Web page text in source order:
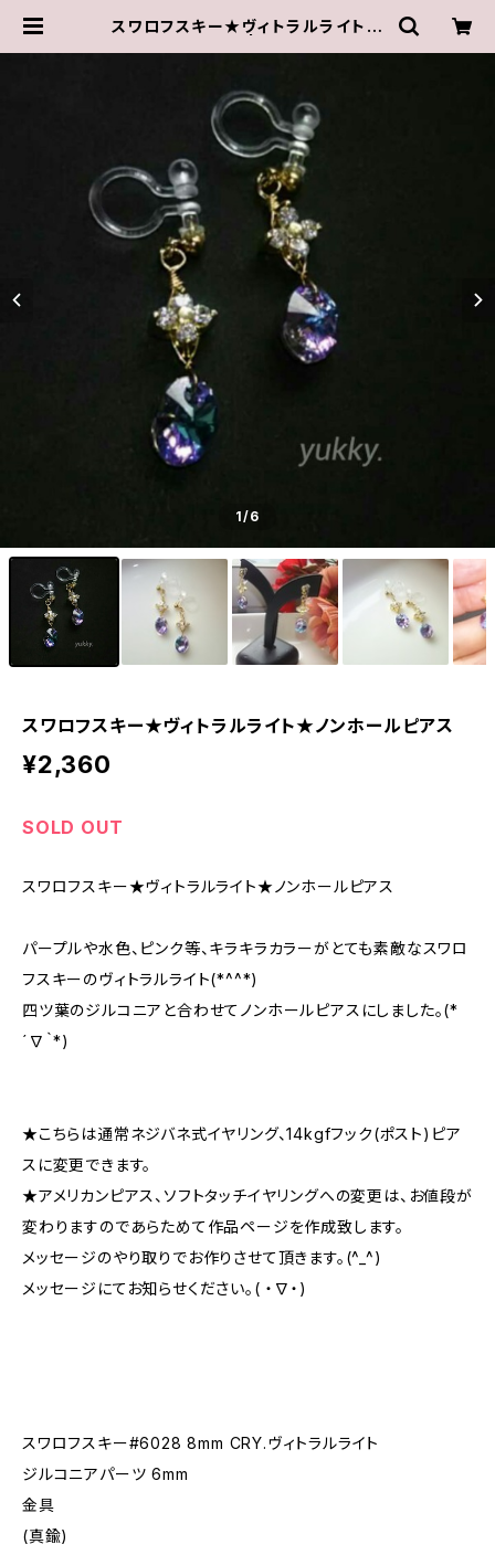
スワロフスキー★ヴィトラルライト★
1/6
スワロフスキー★ヴィトラルライト★ノンホールピアス
¥2,360
SOLD OUT
スワロフスキー★ヴィトラルライト★ノンホールピアス
パープルや水色、ピンク等、キラキラカラーがとても素敵なスワロ
フスキーのヴィトラルライト(*^^*)
四ツ葉のジルコニアと合わせてノンホールピアスにしました。(*
´∇｀*)
★こちらは通常ネジバネ式イヤリング、14kgfフック(ポスト)ピア
スに変更できます。
★アメリカンピアス、ソフトタッチイヤリングへの変更は、お値段が
変わりますのであらためて作品ページを作成致します。
メッセージのやり取りでお作りさせて頂きます。(^_^)
メッセージにてお知らせください。( ・∇・)
スワロフスキー#6028 8mm CRY.ヴィトラルライト
ジルコニアパーツ 6mm
金具
(真鍮)